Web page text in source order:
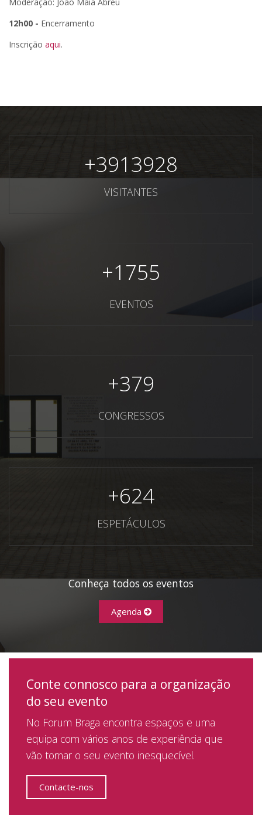
12h00 - Encerramento
Inscrição aqui.
+3913928
VISITANTES
+1755
EVENTOS
+379
CONGRESSOS
+624
ESPETÁCULOS
Conheça todos os eventos
Agenda
Conte connosco para a organização
do seu evento
No Forum Braga encontra espaços e uma
equipa com vários anos de experiência que
vão tornar o seu evento inesquecível.
Contacte-nos